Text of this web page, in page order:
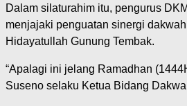
Dalam silaturahim itu, pengurus
menjajaki penguatan sinergi
Hidayatullah Gunung Tembak.
“Apalagi ini jelang Ramadhan
Suseno selaku Ketua Bidang